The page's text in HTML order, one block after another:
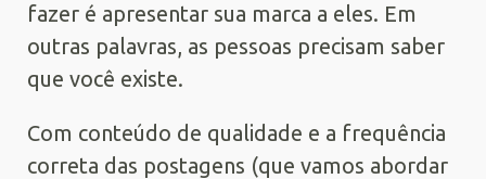
fazer é apresentar sua marca a eles. Em
outras palavras, as pessoas precisam saber
que você existe.
Com conteúdo de qualidade e a frequência
correta das postagens (que vamos abordar